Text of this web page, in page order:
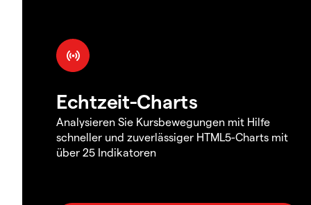
Echtzeit-Charts
Analysieren Sie Kursbewegungen mit Hilfe
schneller und zuverlässiger HTML5-Charts mit
über 25 Indikatoren